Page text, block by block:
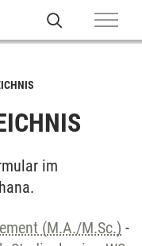
im
(M.A./M.Sc.) -